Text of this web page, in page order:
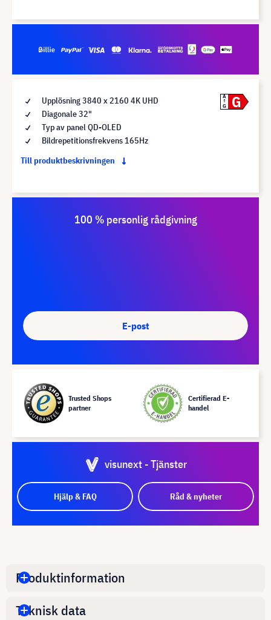
Upplösning 3840 x 2160 4K UHD
Diagonale 32"
Typ av panel QD-OLED
Bildrepetitionsfrekvens 165Hz
Till produktbeskrivningen
A
G
G
100 % personlig rådgivning
E-post
Trusted Shops
partner
Certifierad E-
handel
visunext - Tjänster
Hjälp & FAQ Råd & nyheter
Produktinformation
Teknisk data